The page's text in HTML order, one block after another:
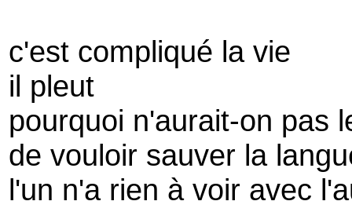
c'est compliqué la vie
il pleut
pourquoi n'aurait-on pas
de vouloir sauver la
l'un n'a rien à voir avec